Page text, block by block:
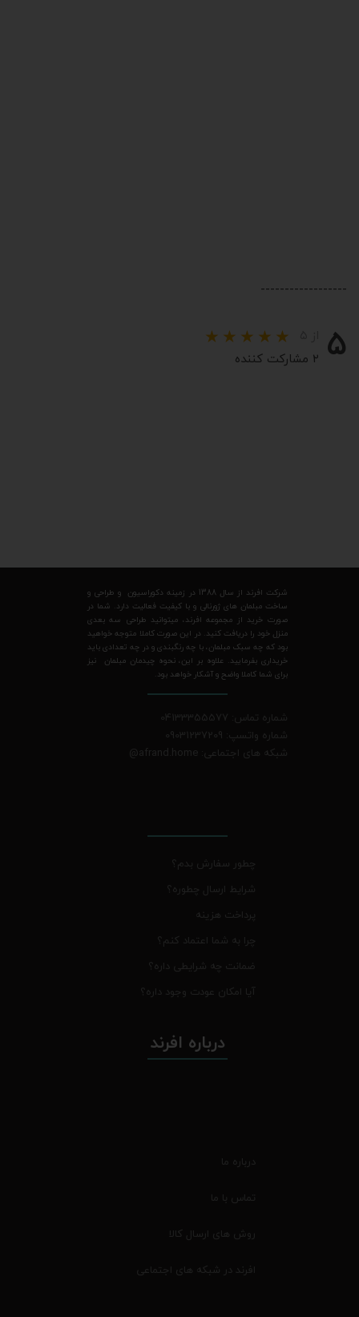
------------------
۵ ۲ مشارکت کننده
شرکت افرند از سال 1388 در زمینه دکوراسیون و طراحی و
ساخت مبلمان های ژورنالی و با کیفیت فعالیت دارد. شما در
صورت خرید از مجموعه افرند، میتوانید طراحی سه بعدی
منزل خود را دریافت کنید. در این صورت کاملا متوجه خواهید
بود که چه سبک مبلمان، با چه رنگبندی و در چه تعدادی باید
خریداری بفرمایید. علاوه بر این، نحوه چیدمان مبلمان نیز
برای شما کاملا واضح و آشکار خواهد بود.
شماره تماس: 04133355577
شماره واتسپ: 09031237209
شبکه های اجتماعی: afrand.home
@
چطور سفارش بدم؟
شرایط ارسال چطوره؟
پرداخت هزینه
چرا به شما اعتماد کنم؟
ضمانت چه شرایطی داره؟
آیا امکان عودت وجود داره؟
درباره افرند
درباره ما
تماس با ما
روش های ارسال کالا
افرند در شبکه های اجتماعی